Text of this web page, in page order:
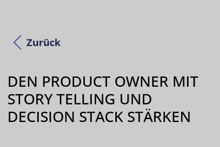
Zurück
DEN PRODUCT OWNER MIT
STORY TELLING UND
DECISION STACK STÄRKEN